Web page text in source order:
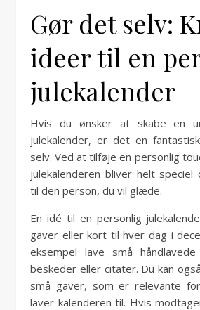
Gør det selv:
ideer til en
julekalender
Hvis du ønsker at skabe en
julekalender, er det en
selv. Ved at tilføje en personlig
julekalenderen bliver helt
til den person, du vil glæde.
En idé til en personlig
gaver eller kort til hver dag i
eksempel lave små
beskeder eller citater. Du kan
små gaver, som er relevante
laver kalenderen til. Hvis